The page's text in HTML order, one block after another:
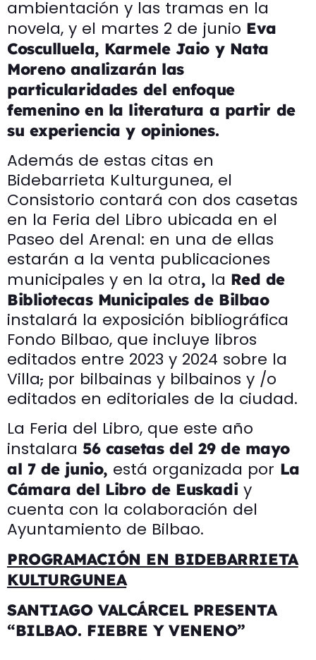
ambientación y las tramas en la
novela, y el martes 2 de junio Eva
Cosculluela, Karmele Jaio yNata
Moreno analizarán las
particularidades del enfoque
femenino en la literatura a partir de
su experiencia y opiniones.
Además de estas citas en
Bidebarrieta Kulturgunea, el
Consistorio contará con dos casetas
en la Feria del Libro ubicada en el
Paseo del Arenal: en una de ellas
estarán a la venta publicaciones
municipales y en la otra, la Red de
Bibliotecas Municipales de Bilbao
instalará la exposición bibliográfica
Fondo Bilbao, que incluye libros
editados entre 2023 y 2024 sobre la
Villa, por bilbainas y bilbainos y /o
editados en editoriales de la ciudad.
La Feria del Libro, que este año
instalara 56 casetas del 29 de mayo
al 7 de junio, está organizada por La
Cámara del Libro de Euskadi y
cuenta con la colaboración del
Ayuntamiento de Bilbao.
PROGRAMACIÓN EN BIDEBARRIETA
KULTURGUNEA
SANTIAGO VALCÁRCEL PRESENTA
“BILBAO. FIEBRE Y VENENO”